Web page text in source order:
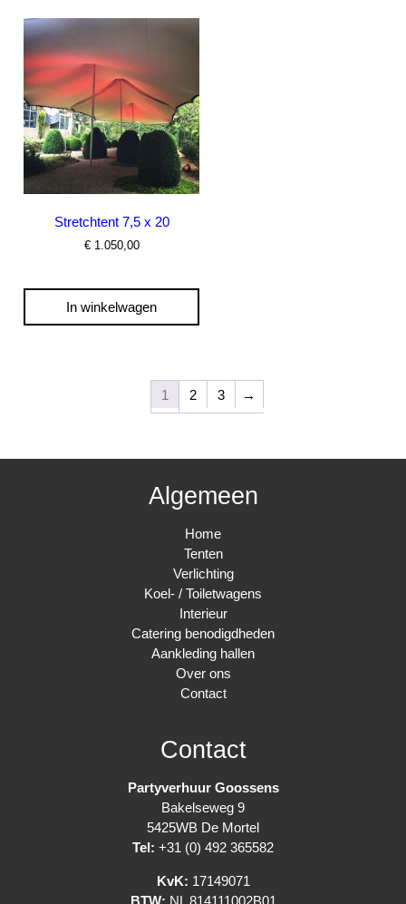
Stretchtent 7,5 x 20
€1.050,00
In winkelwagen
1 2 3 →
Algemeen
Home
Tenten
Verlichting
Koel- / Toiletwagens
Interieur
Catering benodigdheden
Aankleding hallen
Over ons
Contact
Contact
Partyverhuur Goossens
Bakelseweg 9
5425WB De Mortel
Tel: +31 (0) 492 365582
KvK: 17149071